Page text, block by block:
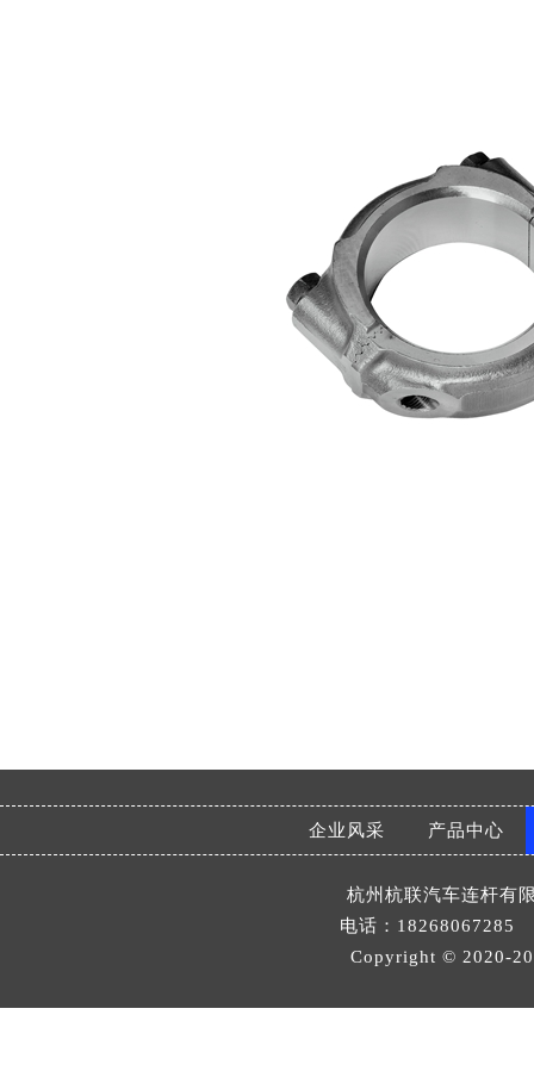
企业风采 产品中心
杭州杭联汽车连杆
电话：18268067285
Copyright © 2020-